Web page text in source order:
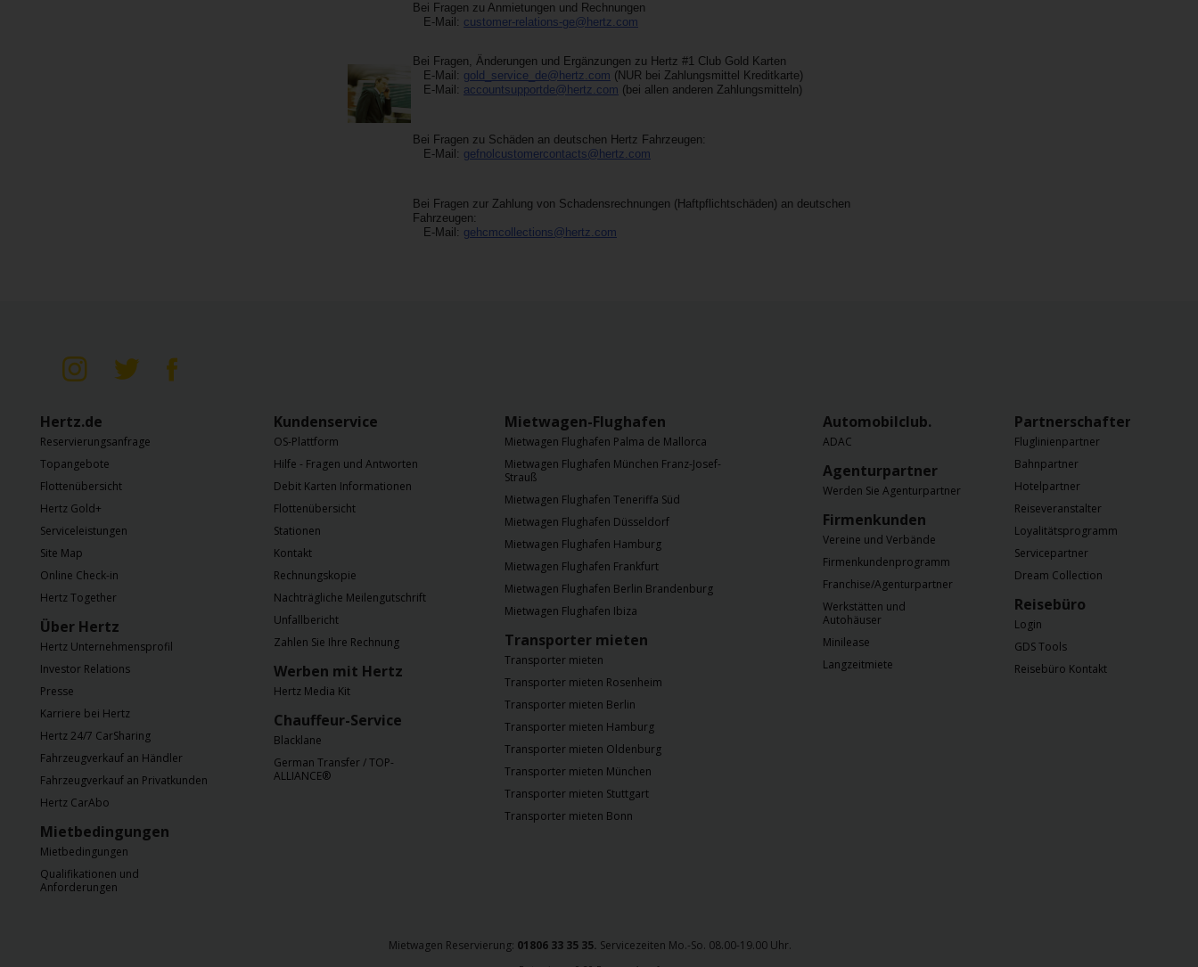
Bei Fragen zu Anmietungen und Rechnungen
E-Mail: customer-relations-ge@hertz.com
Bei Fragen, Änderungen und Ergänzungen zu Hertz #1 Club Gold Karten
E-Mail: gold_service_de@hertz.com (NUR bei Zahlungsmittel Kreditkarte)
E-Mail: accountsupportde@hertz.com (bei allen anderen Zahlungsmitteln)
Bei Fragen zu Schäden an deutschen Hertz Fahrzeugen:
E-Mail: gefnolcustomercontacts@hertz.com
Bei Fragen zur Zahlung von Schadensrechnungen (Haftpflichtschäden) an deutschen
Fahrzeugen:
E-Mail: gehcmcollections@hertz.com
Hertz.de
Reservierungsanfrage
Topangebote
Flottenübersicht
Hertz Gold+
Serviceleistungen
Site Map
Online Check-in
Hertz Together
Über Hertz
Hertz Unternehmensprofil
Investor Relations
Presse
Karriere bei Hertz
Hertz 24/7 CarSharing
Fahrzeugverkauf an Händler
Fahrzeugverkauf an Privatkunden
Hertz CarAbo
Mietbedingungen
Mietbedingungen
Qualifikationen und
Anforderungen
Kundenservice
OS-Plattform
Hilfe - Fragen und Antworten
Debit Karten Informationen
Flottenübersicht
Stationen
Kontakt
Rechnungskopie
Nachträgliche Meilengutschrift
Unfallbericht
Zahlen Sie Ihre Rechnung
Werben mit Hertz
Hertz Media Kit
Chauffeur-Service
Blacklane
German Transfer / TOP-
ALLIANCE®
Mietwagen-Flughafen
Mietwagen Flughafen Palma de Mallorca
Mietwagen Flughafen München Franz-Josef-
Strauß
Mietwagen Flughafen Teneriffa Süd
Mietwagen Flughafen Düsseldorf
Mietwagen Flughafen Hamburg
Mietwagen Flughafen Frankfurt
Mietwagen Flughafen Berlin Brandenburg
Mietwagen Flughafen Ibiza
Transporter mieten
Transporter mieten
Transporter mieten Rosenheim
Transporter mieten Berlin
Transporter mieten Hamburg
Transporter mieten Oldenburg
Transporter mieten München
Transporter mieten Stuttgart
Transporter mieten Bonn
Automobilclub.
ADAC
Agenturpartner
Werden Sie Agenturpartner
Firmenkunden
Vereine und Verbände
Firmenkundenprogramm
Franchise/Agenturpartner
Werkstätten und
Autohäuser
Minilease
Langzeitmiete
Partnerschaften
Fluglinienpartner
Bahnpartner
Hotelpartner
Reiseveranstalter
Loyalitätsprogramm
Servicepartner
Dream Collection
Reisebüro
Login
GDS Tools
Reisebüro Kontakt
Mietwagen Reservierung: 01806 33 35 35. Servicezeiten Mo.-So. 08.00-19.00 Uhr.